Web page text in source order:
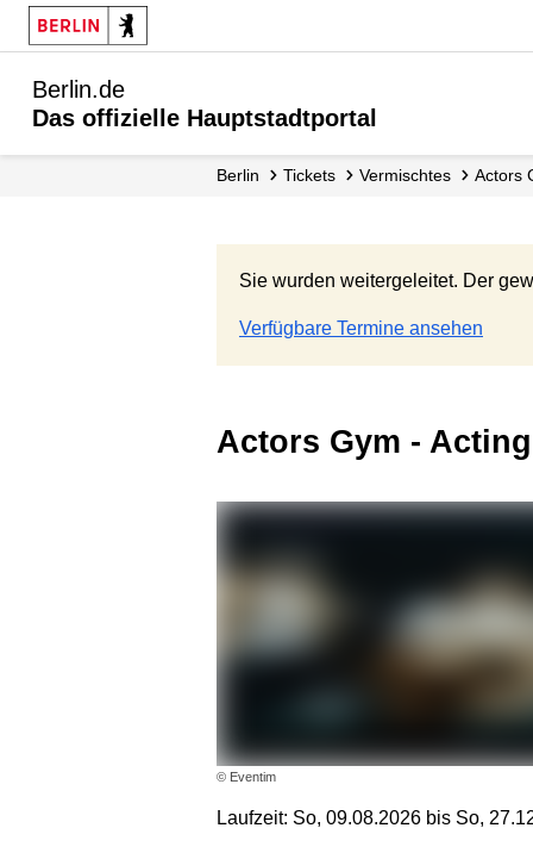
Berlin.de
Das offizielle Hauptstadtportal
Berlin Tickets Vermischtes Actors
Sie wurden weitergeleitet. Der
Verfügbare Termine ansehen
Actors Gym -
© Eventim
Laufzeit: So, 09.08.2026 bis So,